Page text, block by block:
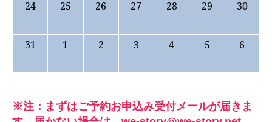
24 25 26 27 28 29 30
31 1 2 3 4 5 6
※注：まずはご予約お申込み受付メールが届きま